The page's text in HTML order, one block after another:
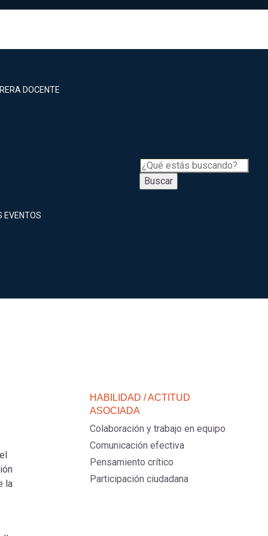
DOCENTE
EVENTOS
Buscar
la
HABILIDAD / ACTITUD
ASOCIADA
Colaboración y trabajo en equipo
Comunicación efectiva
Pensamiento crítico
Participación ciudadana